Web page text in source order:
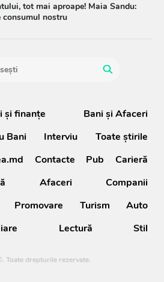
tot mai aproape! Maia Sandu:
consumul nostru
şi finanţe
Bani și Afaceri
Bani Interviu
Toate știrile
Contacte Pub
Carieră
Afaceri
Companii
Promovare Turism
Auto
Lectură Stil
Toate drepturile rezervate.